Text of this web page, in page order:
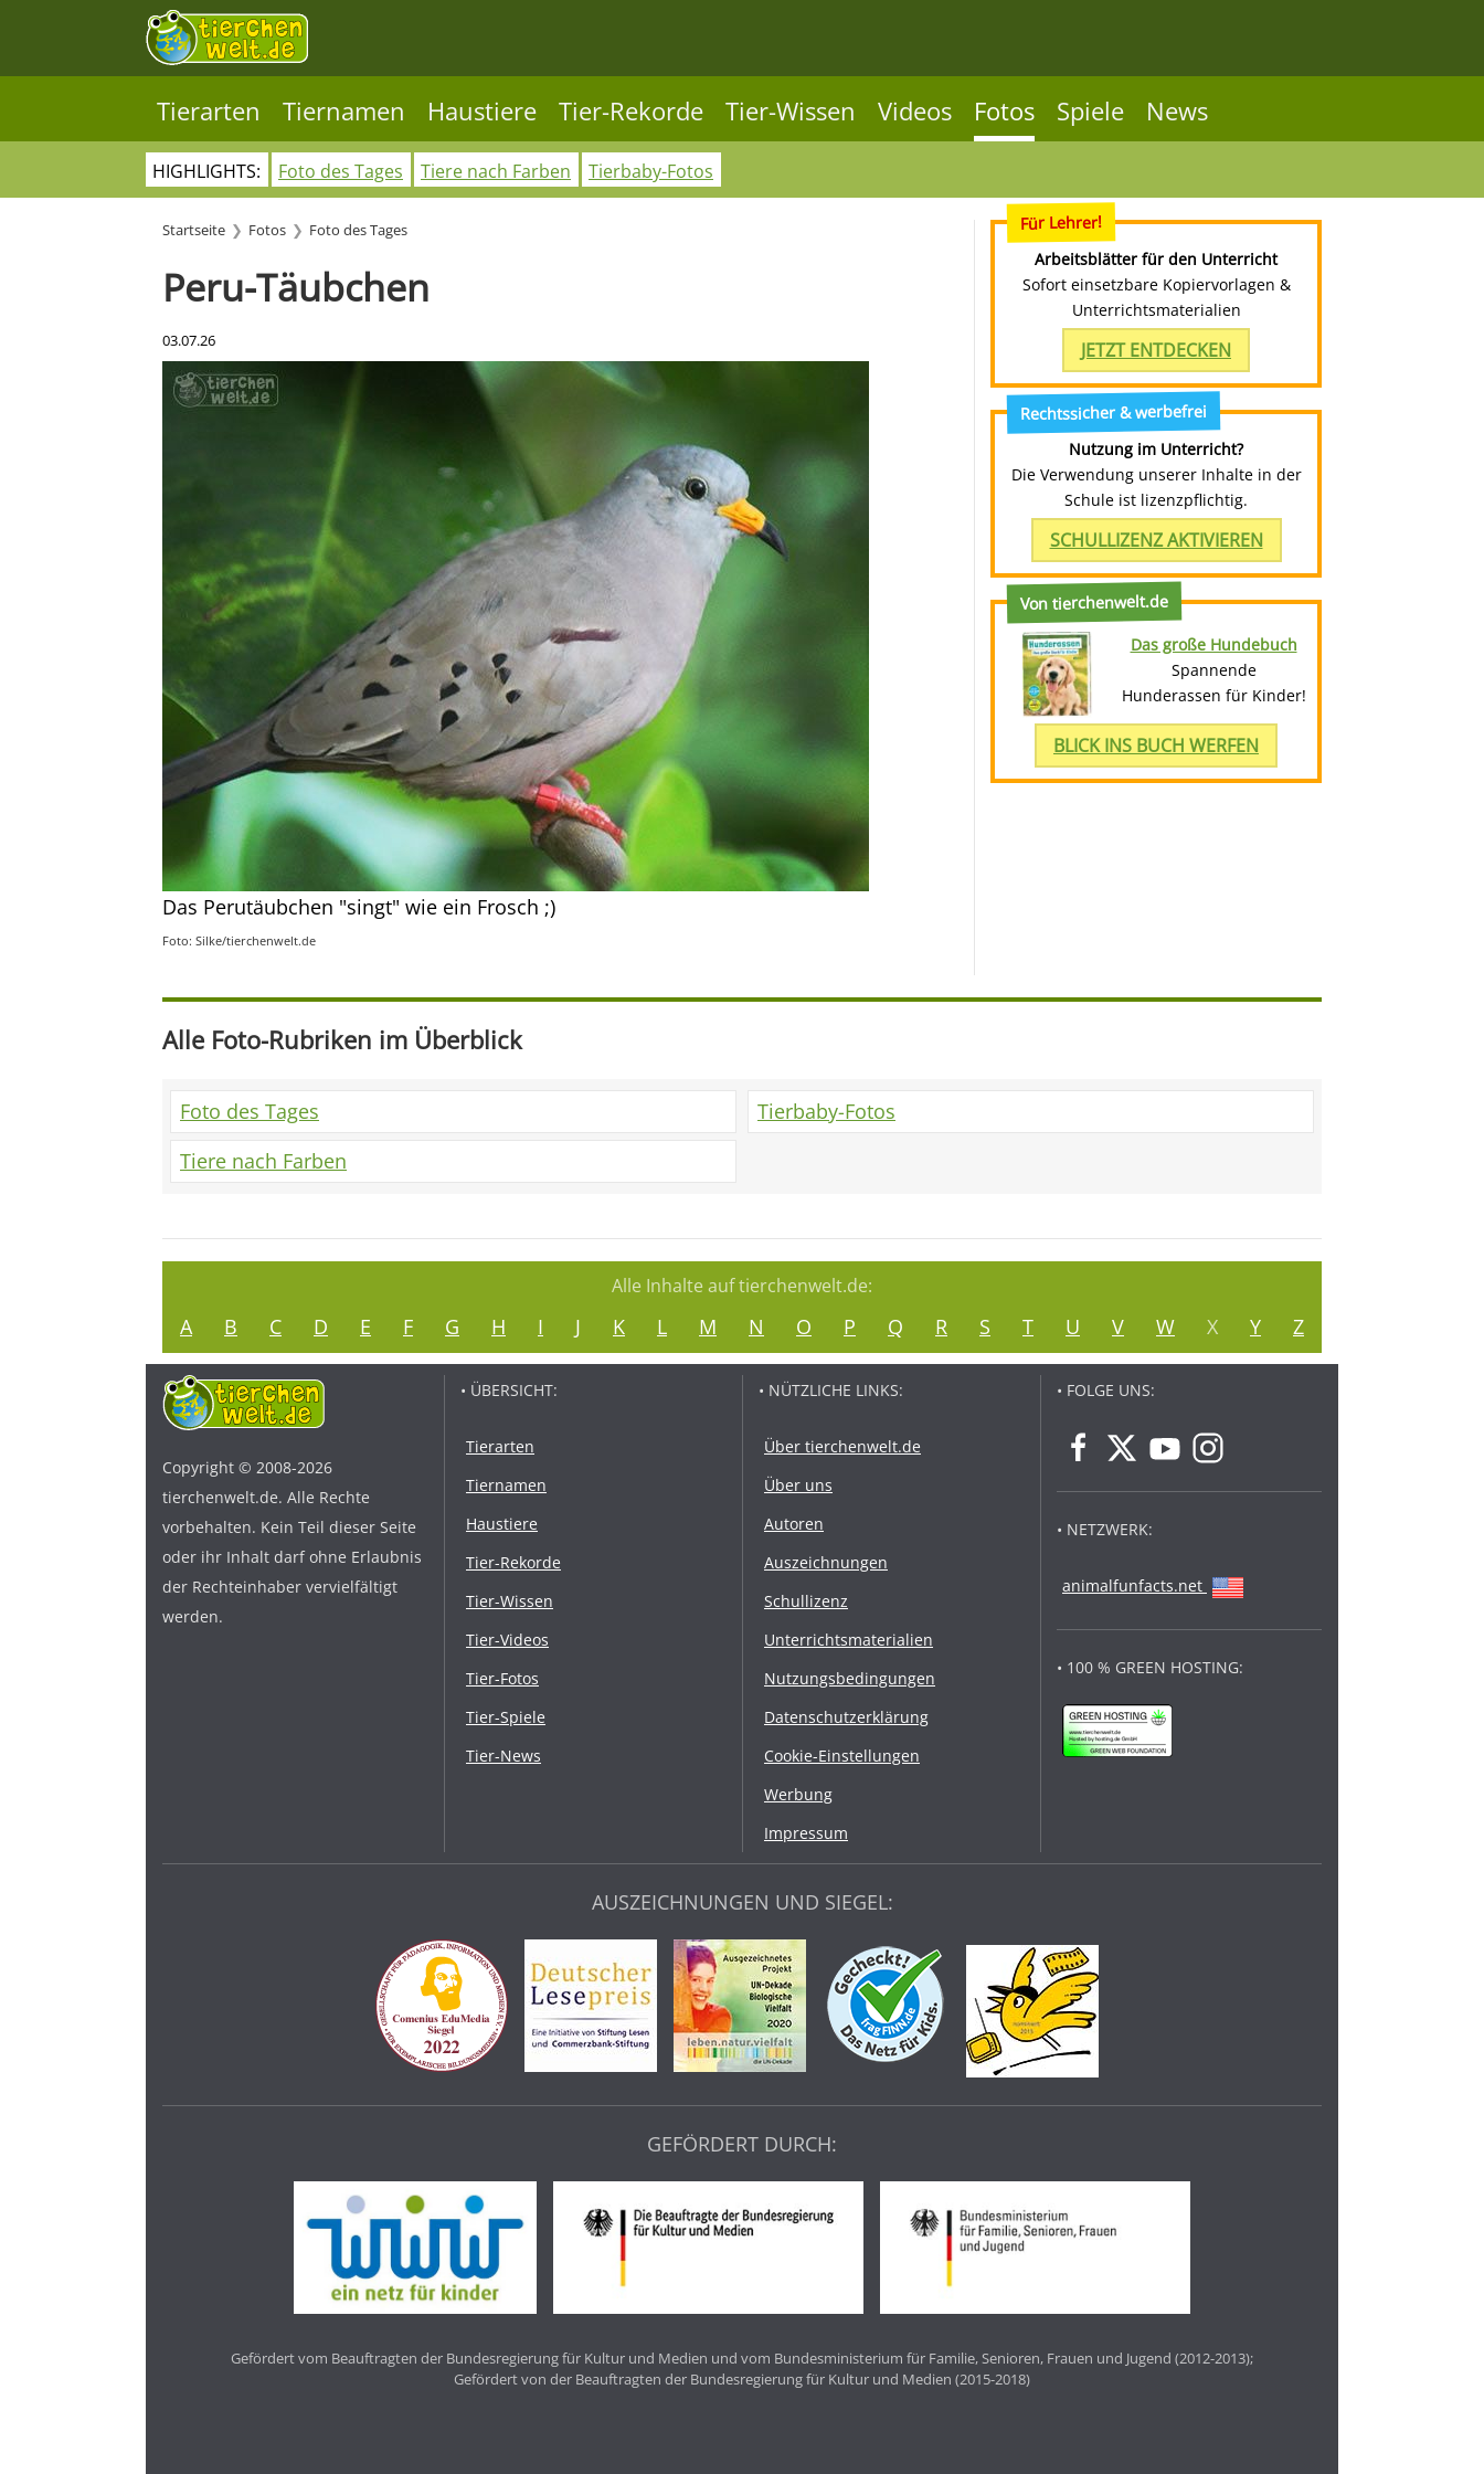
Tierarten Tiernamen Haustiere Tier-Rekorde Tier-Wissen Videos Fotos Spiele News
HIGHLIGHTS: Foto des Tages Tiere nach Farben Tierbaby-Fotos
Startseite Fotos Foto des Tages
Peru-Täubchen
03.07.26
Das Perutäubchen "singt" wie ein Frosch ;)
Foto: Silke/tierchenwelt.de
Für Lehrer!
Arbeitsblätter für den Unterricht
Sofort einsetzbare Kopiervorlagen &
Unterrichtsmaterialien
JETZT ENTDECKEN
Rechtssicher & werbefrei
Nutzung im Unterricht?
Die Verwendung unserer Inhalte in der
Schule ist lizenzpflichtig.
SCHULLIZENZ AKTIVIEREN
Von tierchenwelt.de
Das große Hundebuch
Spannende
Hunderassen für Kinder!
BLICK INS BUCH WERFEN
Alle Foto-Rubriken im Überblick
Foto des Tages
Tiere nach Farben
Tierbaby-Fotos
Alle Inhalte auf tierchenwelt.de:
A B C D E F G H I J K L M N O P Q R S T U V W X Y Z
Copyright © 2008-2026
tierchenwelt.de. Alle Rechte
vorbehalten. Kein Teil dieser Seite
oder ihr Inhalt darf ohne Erlaubnis
der Rechteinhaber vervielfältigt
werden.
• ÜBERSICHT:
Tierarten
Tiernamen
Haustiere
Tier-Rekorde
Tier-Wissen
Tier-Videos
Tier-Fotos
Tier-Spiele
Tier-News
• NÜTZLICHE LINKS:
Über tierchenwelt.de
Über uns
Autoren
Auszeichnungen
Schullizenz
Unterrichtsmaterialien
Nutzungsbedingungen
Datenschutzerklärung
Cookie-Einstellungen
Werbung
Impressum
• FOLGE UNS:
• NETZWERK:
animalfunfacts.net
• 100 % GREEN HOSTING:
AUSZEICHNUNGEN UND SIEGEL:
GEFÖRDERT DURCH:
Gefördert vom Beauftragten der Bundesregierung für Kultur und Medien und vom Bundesministerium für Familie, Senioren, Frauen und Jugend (2012-2013);
Gefördert von der Beauftragten der Bundesregierung für Kultur und Medien (2015-2018)